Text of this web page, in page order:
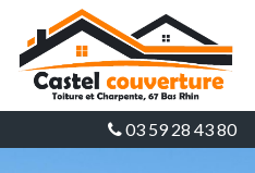
03 59 28 43 80